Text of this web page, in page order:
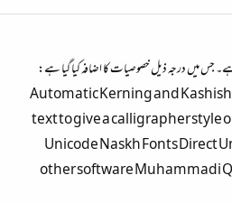
گیا ہے۔ جس میں درجہ ذیل خصوصیات کا اضافہ کیا گیا ہے:
Automatic Kerning and
text to give a calligrapher style
Unicode Naskh Fonts Direct
other software Muhammadi